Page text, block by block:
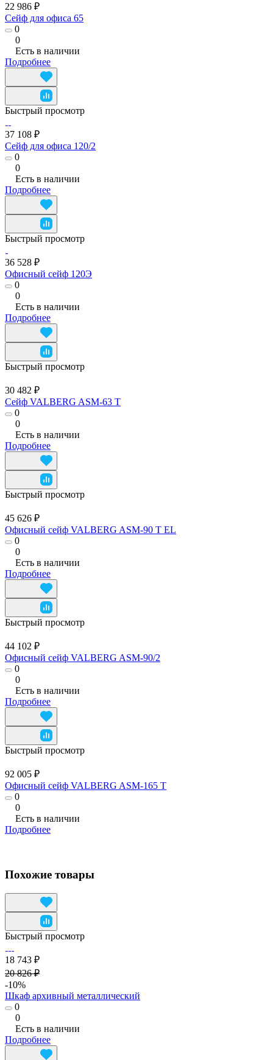
22 986 ₽
Сейф для офиса 65
0
0
Есть в наличии
Подробнее
Быстрый просмотр
37 108 ₽
Сейф для офиса 120/2
0
0
Есть в наличии
Подробнее
Быстрый просмотр
36 528 ₽
Офисный сейф 120Э
0
0
Есть в наличии
Подробнее
Быстрый просмотр
30 482 ₽
Сейф VALBERG ASM-63 T
0
0
Есть в наличии
Подробнее
Быстрый просмотр
45 626 ₽
Офисный сейф VALBERG ASM-90 T EL
0
0
Есть в наличии
Подробнее
Быстрый просмотр
44 102 ₽
Офисный сейф VALBERG ASM-90/2
0
0
Есть в наличии
Подробнее
Быстрый просмотр
92 005 ₽
Офисный сейф VALBERG ASM-165 T
0
0
Есть в наличии
Подробнее
Похожие товары
Быстрый просмотр
18 743 ₽
20 826 ₽
-10%
Шкаф архивный металлический
0
0
Есть в наличии
Подробнее